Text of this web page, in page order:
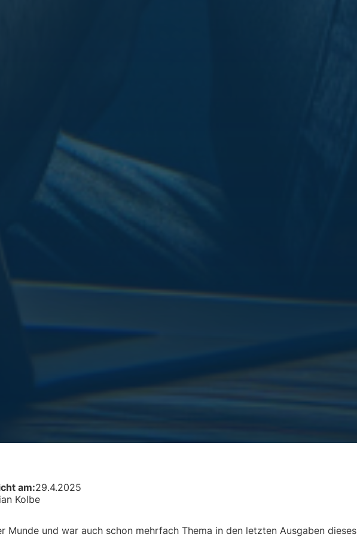
am:29.4.2025
Kolbe
Munde und war auch schon mehrfach Thema in den letzten Ausgaben dieses